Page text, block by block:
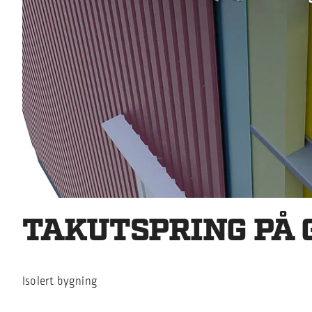
TAKUTSPRING PÅ
Isolert bygning